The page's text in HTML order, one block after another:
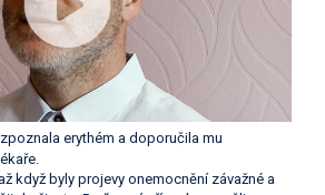
erythém a doporučila mu
když byly projevy onemocnění závažné a